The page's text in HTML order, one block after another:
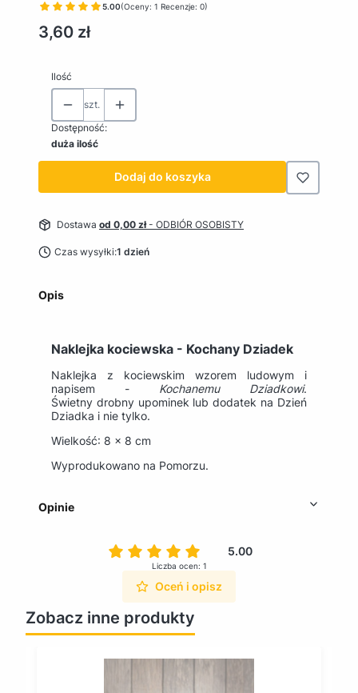
5.00(Oceny: 1 Recenzje: 0)
Cena
3,60 zł
Ilość
szt.
Dostępność:
duża ilość
Dodaj do koszyka
Dostawa od 0,00 zł- ODBIÓR OSOBISTY
Czas wysyłki:1 dzień
Opis
Naklejka kociewska - Kochany Dziadek
Naklejka z kociewskim wzorem ludowym i
napisem - Kochanemu Dziadkowi.
Świetny drobny upominek lub dodatek na Dzień
Dziadka i nie tylko.
Wielkość: 8 x 8 cm
Wyprodukowano na Pomorzu.
Opinie
5.00
Liczba ocen: 1
Oceń i opisz
Zobacz inne produkty